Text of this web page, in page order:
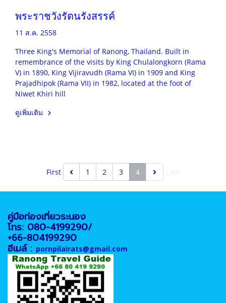
พระราชวังรัตนรังสรรค์
11 ส.ค. 2558
Three King's Memorial of Ranong, Thailand. Built in
remembrance of the visits by King Chulalongkorn (Rama
V) in 1890, King Vijiravudh (Rama VI) in 1909 and King
Prajadhipok (Rama VII) in 1982, located at the foot of
Niwet Khiri hill
ดูเพิ่มเติม
First 1 2 3 4
คู่มือท่องเที่ยวระนอง
โทร: 080-4199290/
+66-804199290
อีเมล์ : pornpilairats@gmail.com